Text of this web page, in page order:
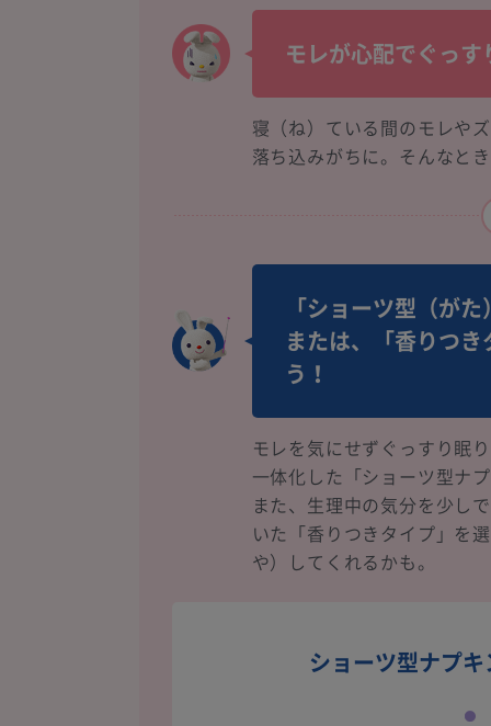
モレが心配でぐっ
寝（ね）ている間のモレや
落ち込みがちに。そんなと
「ショーツ型（が
または、「香りつ
う！
モレを気にせずぐっすり眠
一体化した「ショーツ型ナ
また、生理中の気分を少し
いた「香りつきタイプ」を
や）してくれるかも。
ショーツ型ナプ